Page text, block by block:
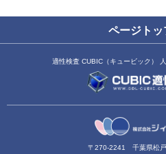
ページト
適性検査 CUBIC（キュービック）
〒270-2241 千葉県松